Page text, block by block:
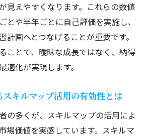
見えやすくなります。これらの数値
とや半年ごとに自己評価を実施し、
計画へとつなげることが重要です。
ことで、曖昧な成長ではなく、納得
適化が実現します。
キルマップ活用の有効性とは
の多くが、スキルマップの活用によ
場価値を実感しています。スキルマ